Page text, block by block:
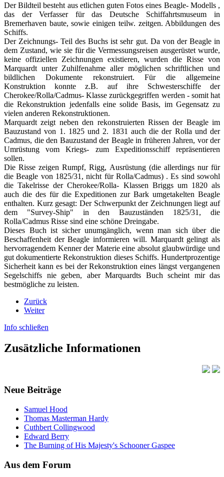
Der Bildteil besteht aus etlichen guten Fotos eines Beagle- Modells ,
das der Verfasser für das Deutsche Schiffahrtsmuseum in
Bremerhaven baute, sowie einigen teilw. zeitgen. Abbildungen des
Schiffs.
Der Zeichnungs- Teil des Buchs ist sehr gut. Da von der Beagle in
dem Zustand, wie sie für die Vermessungsreisen ausgerüstet wurde,
keine offiziellen Zeichnungen existieren, wurden die Risse von
Marquardt unter Zuhilfenahme aller möglichen schriftlichen und
bildlichen Dokumente rekonstruiert. Für die allgemeine
Konstruktion konnte z.B. auf ihre Schwesterschiffe der
Cherokee/Rolla/Cadmus- Klasse zurückgegriffen werden - somit hat
die Rekonstruktion jedenfalls eine solide Basis, im Gegensatz zu
vielen anderen Rekonstruktionen.
Marquardt zeigt neben den rekonstruierten Rissen der Beagle im
Bauzustand von 1. 1825 und 2. 1831 auch die der Rolla und der
Cadmus, die den Bauzustand der Beagle in früheren Jahren, vor der
Umrüstung vom Kriegs- zum Expeditionsschiff repräsentieren
sollen.
Die Risse zeigen Rumpf, Rigg, Ausrüstung (die allerdings nur für
die Beagle von 1825/31, nicht für Rolla/Cadmus) . Es sind sowohl
die Takelrisse der Cherokee/Rolla- Klassen Briggs um 1820 als
auch die des für die Expeditionen zur Bark umgetakelten Beagle
enthalten. Kurz gesagt: Der Schwerpunkt der Zeichnungen liegt auf
dem "Survey-Ship" in den Bauzuständen 1825/31, die
Rolla/Cadmus Risse sind eine schöne Dreingabe.
Dieses Buch ist sicher unumgänglich, wenn man sich über die
Beschaffenheit der Beagle informieren will. Marquardt gelingt als
hervorragendem Kenner der Materie eine absolut glaubwürdige und
gut dokumentierte Rekonstruktion dieses Schiffs. Hundertprozentige
Sicherheit kann es bei der Rekonstruktion eines längst vergangenen
Segelschiffs nie geben, aber Marquardts Buch scheint mir das
bestmögliche zu leisten.
Zurück
Weiter
Info schließen
Zusätzliche Informationen
Neue Beiträge
Samuel Hood
Thomas Masterman Hardy
Cuthbert Collingwood
Edward Berry
The Burning of His Majesty's Schooner Gaspee
Aus dem Forum